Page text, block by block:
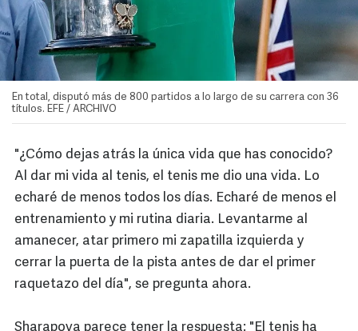
En total, disputó más de 800 partidos a lo largo de su carrera con 36
títulos. EFE / ARCHIVO
"¿Cómo dejas atrás la única vida que has conocido?
Al dar mi vida al tenis, el tenis me dio una vida. Lo
echaré de menos todos los días. Echaré de menos el
entrenamiento y mi rutina diaria. Levantarme al
amanecer, atar primero mi zapatilla izquierda y
cerrar la puerta de la pista antes de dar el primer
raquetazo del día", se pregunta ahora.
Sharapova parece tener la respuesta: "El tenis ha